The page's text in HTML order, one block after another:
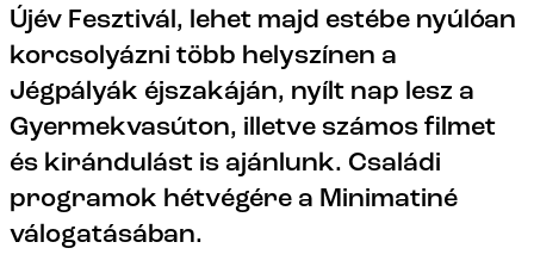
Újév Fesztivál, lehet majd estébe nyúlóan
korcsolyázni több helyszínen a
Jégpályák éjszakáján, nyílt nap lesz a
Gyermekvasúton, illetve számos filmet
és kirándulást is ajánlunk. Családi
programok hétvégére a Minimatiné
válogatásában.